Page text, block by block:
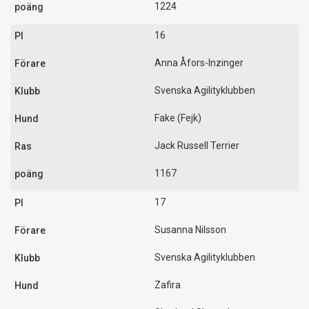
1224
16
Anna Åfors-Inzinger
Svenska Agilityklubben
Fake (Fejk)
Jack Russell Terrier
1167
17
Susanna Nilsson
Svenska Agilityklubben
Zafira